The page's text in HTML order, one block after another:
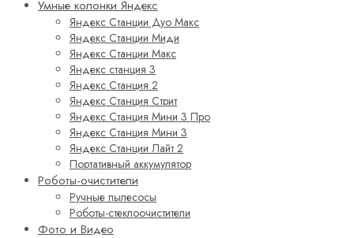
Умные колонки Яндекс
Яндекс Станции Дуо Макс
Яндекс Станции Миди
Яндекс Станции Макс
Яндекс станция 3
Яндекс Станция 2
Яндекс Станция Стрит
Яндекс Станция Мини 3 Про
Яндекс Станция Мини 3
Яндекс Станции Лайт 2
Портативный аккумулятор
Роботы-очистители
Ручные пылесосы
Роботы-стеклоочистители
Фото и Видео